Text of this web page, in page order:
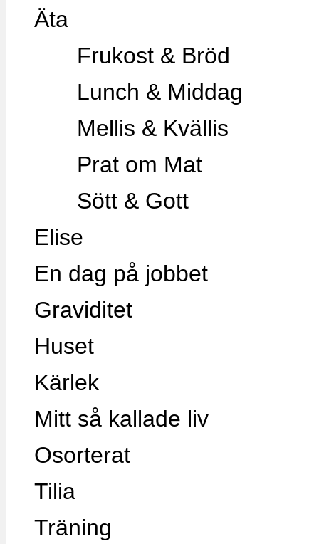
Äta
Frukost & Bröd
Lunch & Middag
Mellis & Kvällis
Prat om Mat
Sött & Gott
Elise
En dag på jobbet
Graviditet
Huset
Kärlek
Mitt så kallade liv
Osorterat
Tilia
Träning